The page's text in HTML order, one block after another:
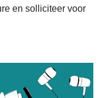
en solliciteer voor